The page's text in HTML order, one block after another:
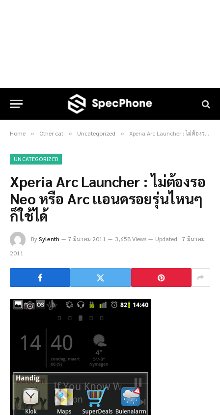
Home » Other cat » Uncategorized » Xperia Arc Launcher : ไม่ต้องรอ Neo หรือ Arc เเอนดรอยรุ่นไหนๆก็ใช้ได้
UNCATEGORIZED
Xperia Arc Launcher : ไม่ต้องรอ
Neo หรือ Arc เเอนดรอยรุ่นไหนๆ
ก็ใช้ได้
BySylenth 7 มีนาคม 2011 3,658 Views Updated: 7 มีนาคม
2011